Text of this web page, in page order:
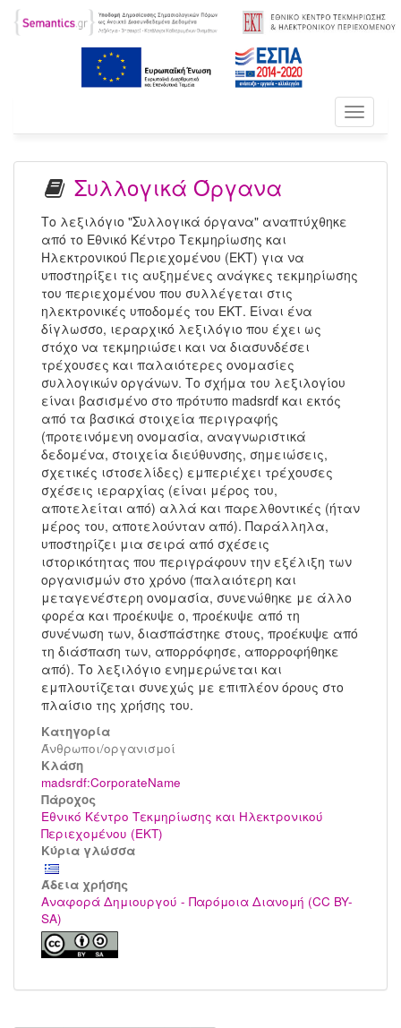
Toggle
Συλλογικά Όργανα
Το λεξιλόγιο "Συλλογικά όργανα" αναπτύχθηκε
από το Εθνικό Κέντρο Τεκμηρίωσης και
Ηλεκτρονικού Περιεχομένου (ΕΚΤ) για να
υποστηρίξει τις αυξημένες ανάγκες τεκμηρίωσης
του περιεχομένου που συλλέγεται στις
ηλεκτρονικές υποδομές του ΕΚΤ. Είναι ένα
δίγλωσσο, ιεραρχικό λεξιλόγιο που έχει ως
στόχο να τεκμηριώσει και να διασυνδέσει
τρέχουσες και παλαιότερες ονομασίες
συλλογικών οργάνων. Το σχήμα του λεξιλογίου
είναι βασισμένο στο πρότυπο madsrdf και εκτός
από τα βασικά στοιχεία περιγραφής
(προτεινόμενη ονομασία, αναγνωριστικά
δεδομένα, στοιχεία διεύθυνσης, σημειώσεις,
σχετικές ιστοσελίδες) εμπεριέχει τρέχουσες
σχέσεις ιεραρχίας (είναι μέρος του,
αποτελείται από) αλλά και παρελθοντικές (ήταν
μέρος του, αποτελούνταν από). Παράλληλα,
υποστηρίζει μια σειρά από σχέσεις
ιστορικότητας που περιγράφουν την εξέλιξη των
οργανισμών στο χρόνο (παλαιότερη και
μεταγενέστερη ονομασία, συνενώθηκε με άλλο
φορέα και προέκυψε ο, προέκυψε από τη
συνένωση των, διασπάστηκε στους, προέκυψε από
τη διάσπαση των, απορρόφησε, απορροφήθηκε
από). Το λεξιλόγιο ενημερώνεται και
εμπλουτίζεται συνεχώς με επιπλέον όρους στο
πλαίσιο της χρήσης του.
Κατηγορία
Άνθρωποι/οργανισμοί
Kλάση
madsrdf:CorporateName
Πάροχος
Εθνικό Κέντρο Τεκμηρίωσης και Ηλεκτρονικού
Περιεχομένου (ΕΚΤ)
Κύρια γλώσσα
Άδεια χρήσης
Αναφορά Δημιουργού - Παρόμοια Διανομή (CC BY-
SA)